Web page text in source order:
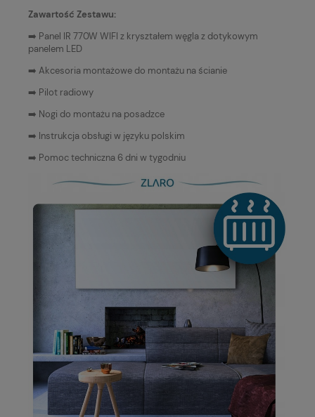
Zawartość Zestawu:
➡️ Panel IR 770W WIFI z kryształem węgla z dotykowym
panelem LED
➡️ Akcesoria montażowe do montażu na ścianie
➡️ Pilot radiowy
➡️ Nogi do montażu na posadzce
➡️ Instrukcja obsługi w języku polskim
➡️ Pomoc techniczna 6 dni w tygodniu